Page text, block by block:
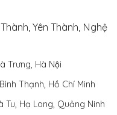
Yên Thành, Nghệ
Trưng, Hà Nội
Thạnh, Hồ Chí Minh
Tu, Hạ Long, Quảng Ninh